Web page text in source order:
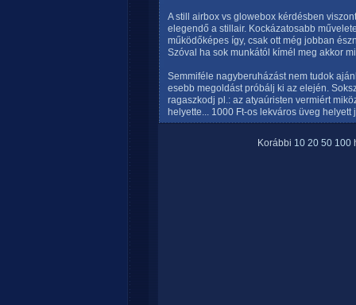
A still airbox vs glowebox kérdésben
elegendő a stillair. Kockázatosabb
működőképes így, csak ott még jobban
Szóval ha sok munkától kímél meg akkor
Semmiféle nagyberuházást nem tudok
esebb megoldást próbálj ki az elején.
ragaszkodj pl.: az atyaúristen vermiért
helyette... 1000 Ft-os lekváros üveg
Korábbi 10 20 50 100